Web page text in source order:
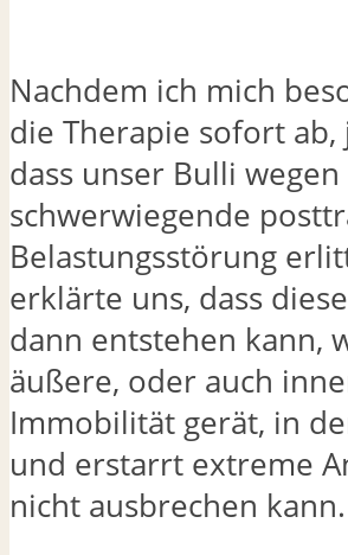
Nachdem ich mich
die Therapie sofort
dass unser Bulli
schwerwiegende
Belastungsstörung
erklärte uns, dass
dann entstehen kann,
äußere, oder auch
Immobilität gerät, in
und erstarrt extreme
nicht ausbrechen kann.